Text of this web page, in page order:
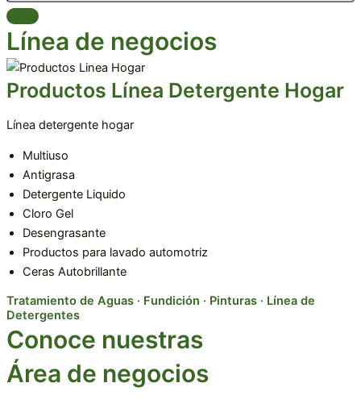
Línea de negocios
Productos Línea Detergente Hogar
Línea detergente hogar
Multiuso
Antigrasa
Detergente Liquido
Cloro Gel
Desengrasante
Productos para lavado automotriz
Ceras Autobrillante
Tratamiento de Aguas · Fundición · Pinturas · Línea de
Detergentes
Conoce nuestras
Área de negocios